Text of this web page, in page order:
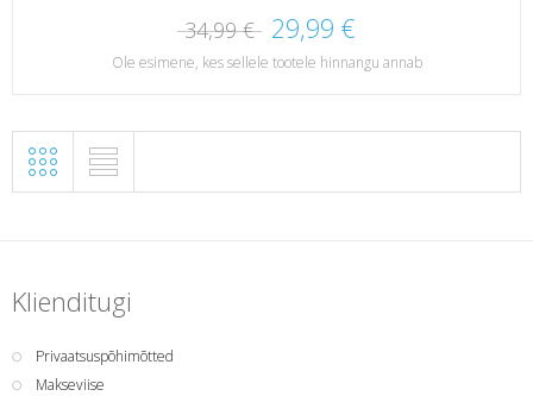
34,99 € 29,99 €
Ole esimene, kes sellele tootele hinnangu annab
Klienditugi
Privaatsuspõhimõtted
Makseviise